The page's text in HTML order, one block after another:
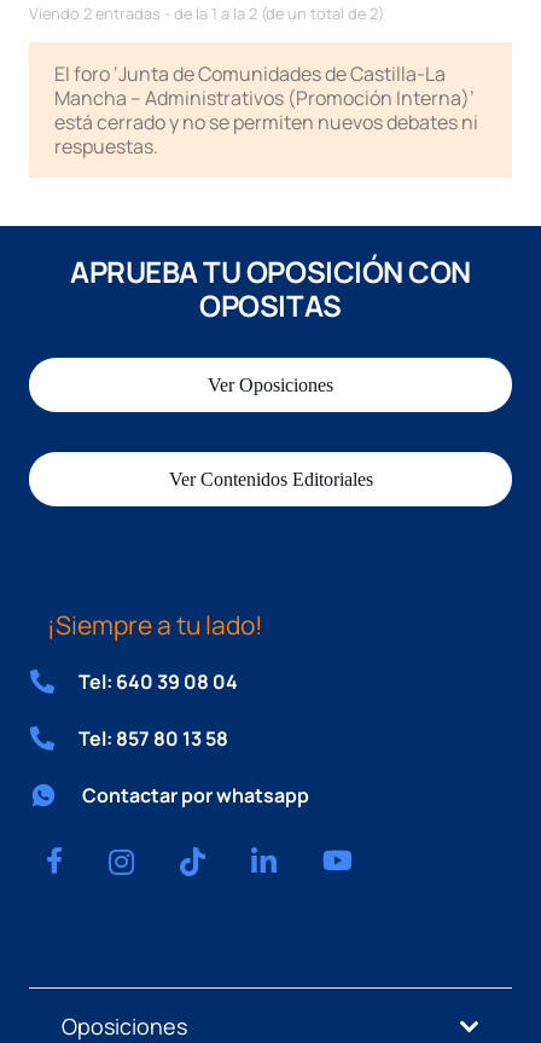
Viendo 2 entradas - de la 1 a la 2 (de un total de 2)
El foro ‘Junta de Comunidades de Castilla-La
Mancha – Administrativos (Promoción Interna)’
está cerrado y no se permiten nuevos debates ni
respuestas.
APRUEBA TU OPOSICIÓN CON
OPOSITAS
Ver Oposiciones
Ver Contenidos Editoriales
¡Siempre a tu lado!
Tel: 640 39 08 04
Tel: 857 80 13 58
Contactar por whatsapp
Oposiciones